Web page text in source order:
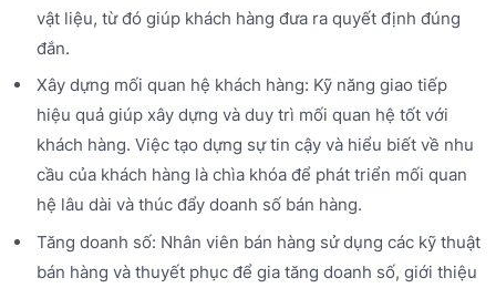
vật liệu, từ đó giúp khách hàng đưa ra quyết định đúng
đắn.
Xây dựng mối quan hệ khách hàng: Kỹ năng giao tiếp
hiệu quả giúp xây dựng và duy trì mối quan hệ tốt với
khách hàng. Việc tạo dựng sự tin cậy và hiểu biết về nhu
cầu của khách hàng là chìa khóa để phát triển mối quan
hệ lâu dài và thúc đẩy doanh số bán hàng.
Tăng doanh số: Nhân viên bán hàng sử dụng các kỹ thuật
bán hàng và thuyết phục để gia tăng doanh số, giới thiệu